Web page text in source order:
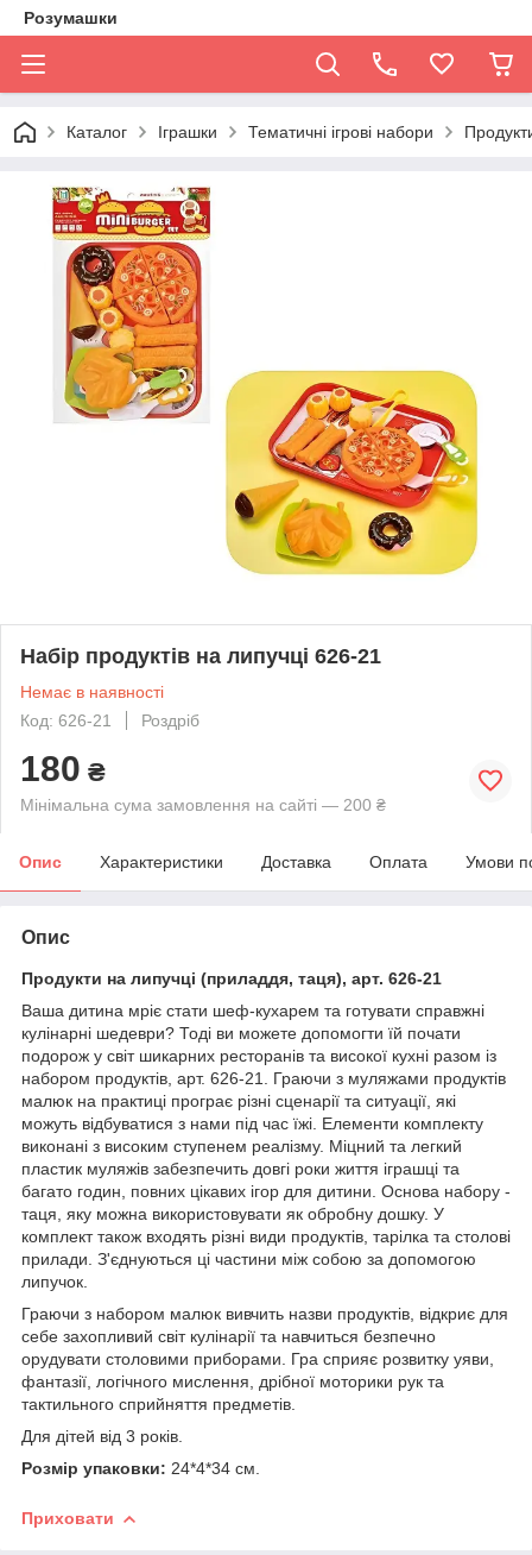
Розумашки
Каталог Іграшки Тематичні ігрові набори
Набір продуктів на липучці 626-21
Немає в наявності
Код: 626-21
Роздріб
180 ₴
Мінімальна сума замовлення на сайті — 200 ₴
Опис Характеристики Доставка Оплата Умови
Опис
Продукти на липучці (приладдя, таця), арт. 626-21
Ваша дитина мріє стати шеф-кухарем та готувати справжні
кулінарні шедеври? Тоді ви можете допомогти їй почати
подорож у світ шикарних ресторанів та високої кухні разом із
набором продуктів, арт. 626-21. Граючи з муляжами продуктів
малюк на практиці програє різні сценарії та ситуації, які
можуть відбуватися з нами під час їжі. Елементи комплекту
виконані з високим ступенем реалізму. Міцний та легкий
пластик муляжів забезпечить довгі роки життя іграшці та
багато годин, повних цікавих ігор для дитини. Основа набору -
таця, яку можна використовувати як обробну дошку. У
комплект також входять різні види продуктів, тарілка та столові
прилади. З'єднуються ці частини між собою за допомогою
липучок.
Граючи з набором малюк вивчить назви продуктів, відкриє для
себе захопливий світ кулінарії та навчиться безпечно
орудувати столовими приборами. Гра сприяє розвитку уяви,
фантазії, логічного мислення, дрібної моторики рук та
тактильного сприйняття предметів.
Для дітей від 3 років.
Розмір упаковки: 24*4*34 см.
Приховати